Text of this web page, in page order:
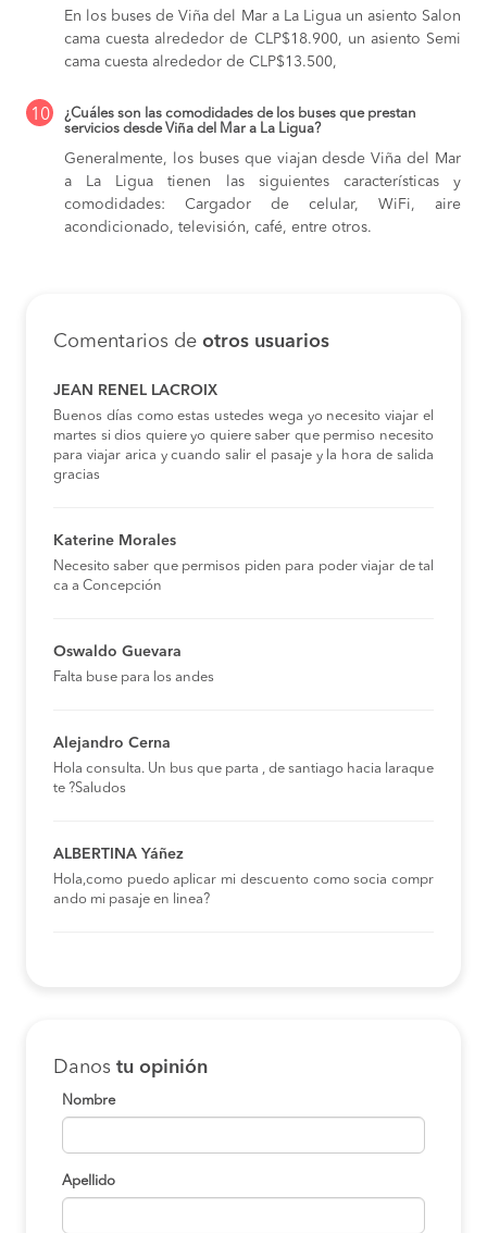
En los buses de Viña del Mar a La Ligua un asiento Salon
cama cuesta alrededor de CLP$18.900, un asiento Semi
cama cuesta alrededor de CLP$13.500,
10
¿Cuáles son las comodidades de los buses que prestan
servicios desde Viña del Mar a La Ligua?
Generalmente, los buses que viajan desde Viña del Mar
a La Ligua tienen las siguientes características y
comodidades: Cargador de celular, WiFi, aire
acondicionado, televisión, café, entre otros.
Comentarios de otros usuarios
JEAN RENEL LACROIX
Buenos días como estas ustedes wega yo necesito viajar el
martes si dios quiere yo quiere saber que permiso necesito
para viajar arica y cuando salir el pasaje y la hora de salida
gracias
Katerine Morales
Necesito saber que permisos piden para poder viajar de tal
ca a Concepción
Oswaldo Guevara
Falta buse para los andes
Alejandro Cerna
Hola consulta. Un bus que parta , de santiago hacia laraque
te ?Saludos
ALBERTINA Yáñez
Hola,como puedo aplicar mi descuento como socia compr
ando mi pasaje en linea?
Danos tu opinión
Nombre
Apellido